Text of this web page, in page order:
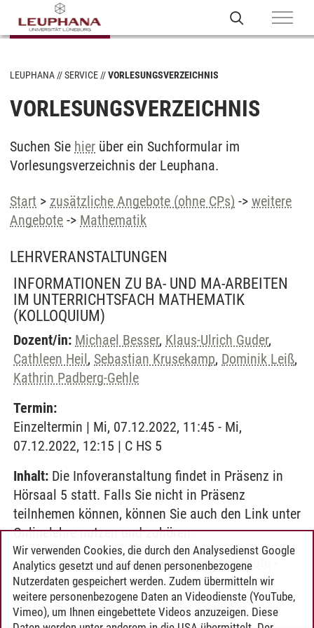
LEUPHANA SERVICE VORLESUNGSVERZEICHNIS
VORLESUNGSVERZEICHNIS
Suchen Sie hier über ein Suchformular im
Vorlesungsverzeichnis der Leuphana.
Start > zusätzliche Angebote (ohne CPs) -> weitere
Angebote -> Mathematik
LEHRVERANSTALTUNGEN
INFORMATIONEN ZU BA- UND MA-ARBEITEN
IM UNTERRICHTSFACH MATHEMATIK
(KOLLOQUIUM)
Dozent/in: Michael Besser, Klaus-Ulrich Guder,
Cathleen Heil, Sebastian Krusekamp, Dominik Leiß,
Kathrin Padberg-Gehle
Termin:
Einzeltermin | Mi, 07.12.2022, 11:45 - Mi,
07.12.2022, 12:15 | C HS 5
Inhalt: Die Infoveranstaltung findet in Präsenz in
Hörsaal 5 statt. Falls Sie nicht in Präsenz
teilnhemen können, können Sie auch den Link unter
Onlinelehre nutzen und zuhören.
zusätzliche Angebote -weitere Angebote
Mathematik
Wir verwenden Cookies, die durch den Analysedienst Google
Analytics gesetzt und auf denen personenbezogene
Nutzerdaten gespeichert werden. Zudem übermitteln wir
weitere personenbezogene Daten an Videodienste (YouTube,
Vimeo), um Ihnen eingebettete Videos anzuzeigen. Diese